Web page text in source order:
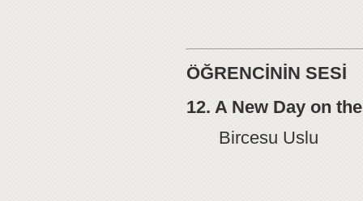
ÖĞRENCİNİN SESİ
12. A New Day on
Bircesu Uslu